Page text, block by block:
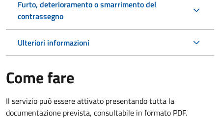
Furto, deterioramento o smarrimento del
contrassegno
Ulteriori informazioni
Come fare
Il servizio può essere attivato presentando tutta la
documentazione prevista, consultabile in formato PDF.